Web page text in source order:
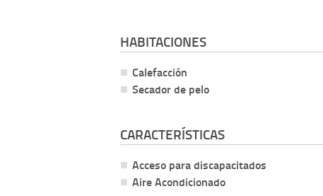
HABITACIONES
Calefacción
Secador de pelo
CARACTERÍSTICAS
Acceso para discapacitados
Aire Acondicionado